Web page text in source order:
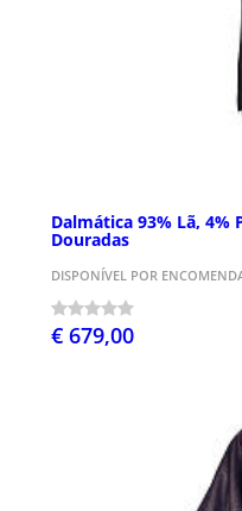
Dalmática 93% Lã, 4%
Douradas
DISPONÍVEL POR
€ 679,00